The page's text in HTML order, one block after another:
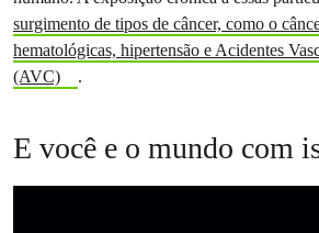
surgimento de tipos de câncer, como o
hematológicas, hipertensão e Acidentes
(AVC)
.
E você e o mundo com